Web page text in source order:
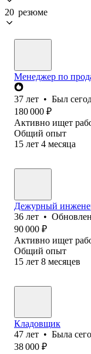
20 резюме
Менеджер по
37 лет • Был
180 000 ₽
Активно ищет
Общий опыт
15 лет 4 месяца
Дежурный
36 лет •
90 000 ₽
Активно ищет
Общий опыт
15 лет 8 месяцев
Кладовщик
47 лет • Была
38 000 ₽